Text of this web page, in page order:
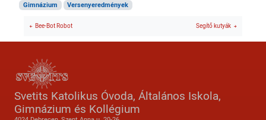
Gimnázium Versenyeredmények
Bee-Bot Robot Segítő kutyák
Svetits Katolikus Óvoda, Általános Iskola,
Gimnázium és Kollégium